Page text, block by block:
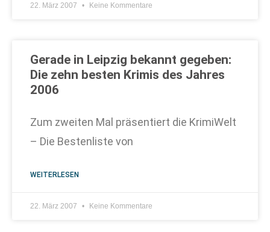
22. März 2007 Keine Kommentare
Gerade in Leipzig bekannt gegeben:
Die zehn besten Krimis des Jahres
2006
Zum zweiten Mal präsentiert die KrimiWelt
– Die Bestenliste von
WEITERLESEN
22. März 2007 Keine Kommentare